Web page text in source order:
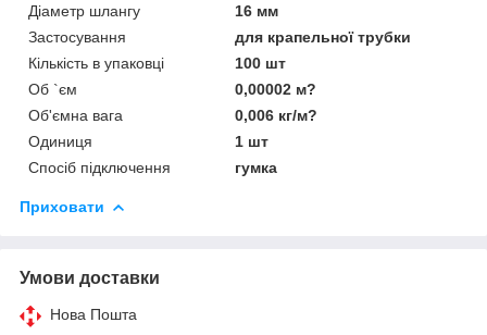
Діаметр шлангу
16 мм
Застосування
для крапельної трубки
Кількість в упаковці
100 шт
Об `єм
0,00002 м?
Об'ємна вага
0,006 кг/м?
Одиниця
1 шт
Спосіб підключення
гумка
Приховати
Умови доставки
Нова Пошта